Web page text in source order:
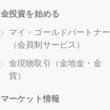
金投資を始める
マイ・ゴールドパートナー
（会員制サービス）
金現物取引（金地金・金
貨）
マーケット情報